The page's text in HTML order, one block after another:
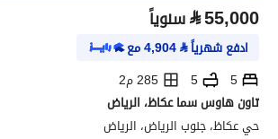
⃁55,000 سنوياً
ادفع شهرياً⃁
4,904مع
5
5
285 م2
تاون هاوس سما عكاظ، الرياض
حي عكاظ، جنوب الرياض، الرياض